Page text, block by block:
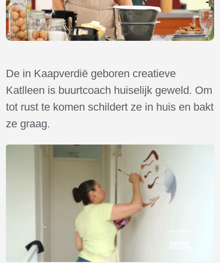
De in Kaapverdië geboren creatieve
Katlleen is buurtcoach huiselijk geweld. Om
tot rust te komen schildert ze in huis en bakt
ze graag.